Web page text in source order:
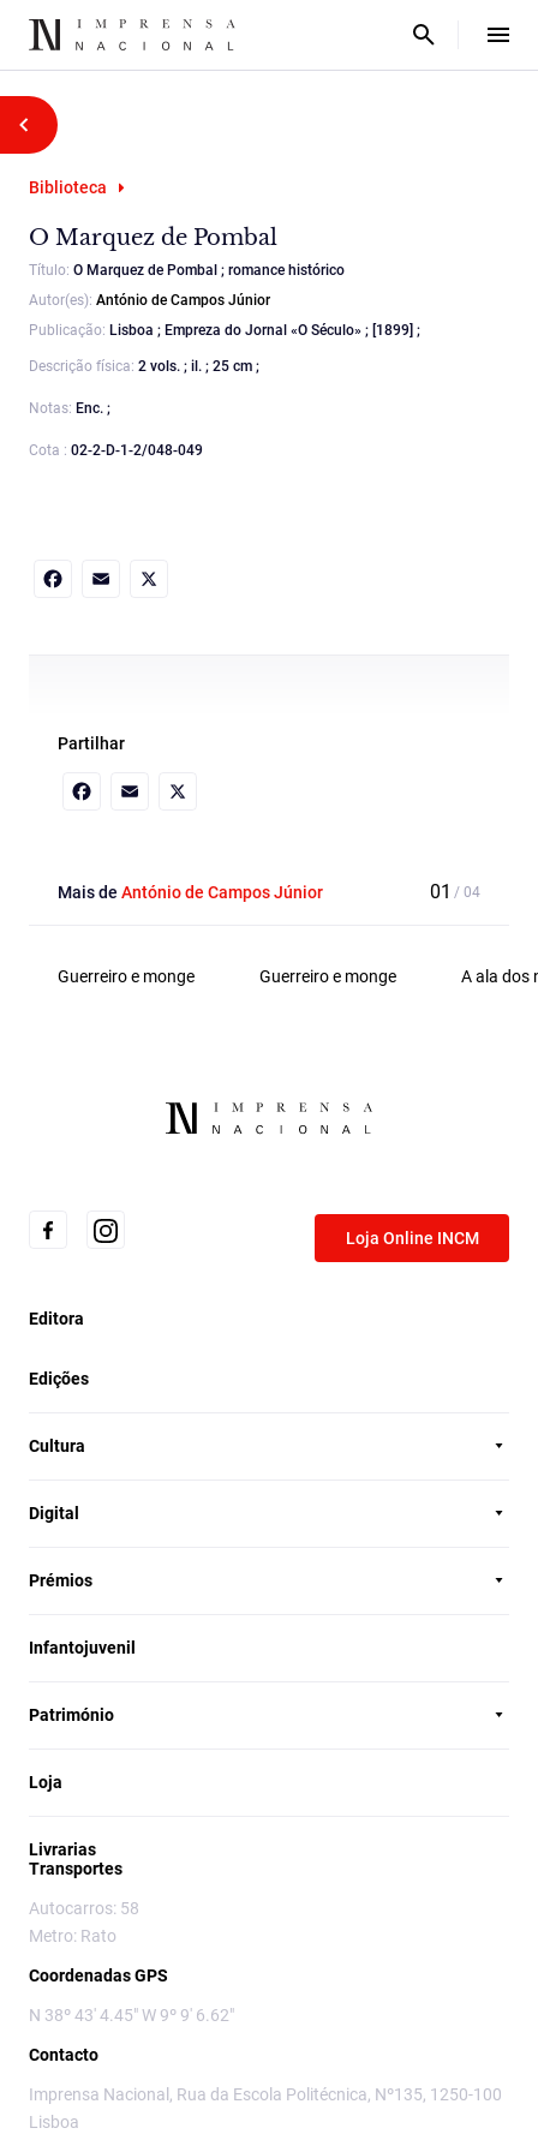
Biblioteca
O Marquez de Pombal
Título: O Marquez de Pombal ; romance histórico
Autor(es): António de Campos Júnior
Publicação: Lisboa ; Empreza do Jornal «O Século» ; [1899] ;
Descrição física: 2 vols. ; il. ; 25 cm ;
Notas: Enc. ;
Cota : 02-2-D-1-2/048-049
Partilhar
Mais de António de Campos Júnior
Guerreiro e monge Guerreiro e monge A ala dos
Loja Online INCM
Editora
Edições
Cultura
Digital
Prémios
Infantojuvenil
Património
Loja
Livrarias
Transportes
Autocarros: 58
Metro: Rato
Coordenadas GPS
N 38º 43' 4.45" W 9º 9' 6.62"
Contacto
Imprensa Nacional, Rua da Escola Politécnica, Nº135, 1250-100
Lisboa